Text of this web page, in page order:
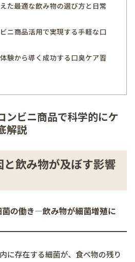
た最適な飲み物の選び方と日常
ニ商品活用で実現する手軽な口
験から導く成功する口臭ケア習
ンビニ商品で科学的にケ
解説
飲み物が及ぼす影響
菌の働き―飲み物が細菌増殖に
に存在する細菌が、食べ物の残り